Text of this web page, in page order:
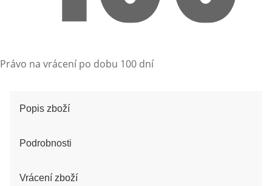
Právo na vrácení po dobu 100 dní
Popis zboží
Podrobnosti
Vrácení zboží